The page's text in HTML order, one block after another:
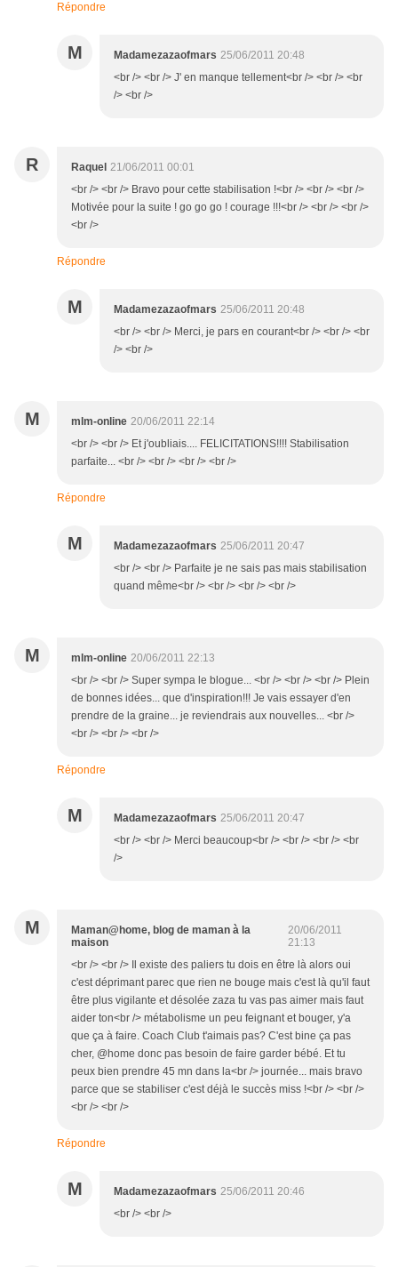
Répondre
M Madamezazaofmars 25/06/2011 20:48
<br /> <br /> J' en manque tellement<br /> <br /> <br
/> <br />
R Raquel 21/06/2011 00:01
<br /> <br /> Bravo pour cette stabilisation !<br /> <br /> <br />
Motivée pour la suite ! go go go ! courage !!!<br /> <br /> <br />
<br />
Répondre
M Madamezazaofmars 25/06/2011 20:48
<br /> <br /> Merci, je pars en courant<br /> <br /> <br
/> <br />
M mlm-online 20/06/2011 22:14
<br /> <br /> Et j'oubliais.... FELICITATIONS!!!! Stabilisation
parfaite... <br /> <br /> <br /> <br />
Répondre
M Madamezazaofmars 25/06/2011 20:47
<br /> <br /> Parfaite je ne sais pas mais stabilisation
quand même<br /> <br /> <br /> <br />
M mlm-online 20/06/2011 22:13
<br /> <br /> Super sympa le blogue... <br /> <br /> <br /> Plein
de bonnes idées... que d'inspiration!!! Je vais essayer d'en
prendre de la graine... je reviendrais aux nouvelles... <br />
<br /> <br /> <br />
Répondre
M Madamezazaofmars 25/06/2011 20:47
<br /> <br /> Merci beaucoup<br /> <br /> <br /> <br
/>
M
Maman@home, blog de maman à la
maison
20/06/2011
21:13
<br /> <br /> Il existe des paliers tu dois en être là alors oui
c'est déprimant parec que rien ne bouge mais c'est là qu'il faut
être plus vigilante et désolée zaza tu vas pas aimer mais faut
aider ton<br /> métabolisme un peu feignant et bouger, y'a
que ça à faire. Coach Club t'aimais pas? C'est bine ça pas
cher, @home donc pas besoin de faire garder bébé. Et tu
peux bien prendre 45 mn dans la<br /> journée... mais bravo
parce que se stabiliser c'est déjà le succès miss !<br /> <br />
<br /> <br />
Répondre
M Madamezazaofmars 25/06/2011 20:46
<br /> <br />